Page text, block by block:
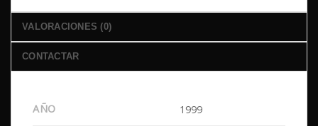
VALORACIONES (0)
CONTACTAR
AÑO 1999